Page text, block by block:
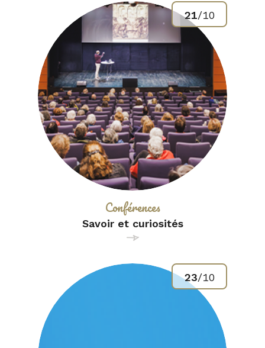
Savoir et curiosités
Catégorie :
Conférences
21/10
23/10